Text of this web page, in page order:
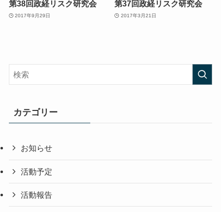
第38回政経リスク研究会
2017年9月29日
第37回政経リスク研究会
2017年3月21日
カテゴリー
お知らせ
活動予定
活動報告